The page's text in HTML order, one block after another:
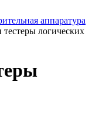
аппаратура
логических